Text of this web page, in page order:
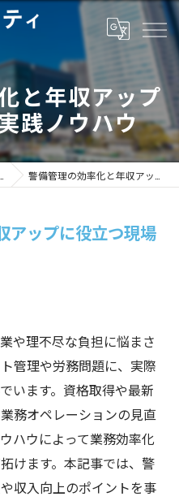
と年収アップ
践ノウハウ
警備管理の効率化と年収アップに役立つ現場実践ノウハウ
アップに役立つ現場
や理不尽な負担に悩まさ
管理や労務問題に、実際
います。資格取得や最新
務オペレーションの見直
ハウによって業務効率化
けます。本記事では、警
収入向上のポイントを事